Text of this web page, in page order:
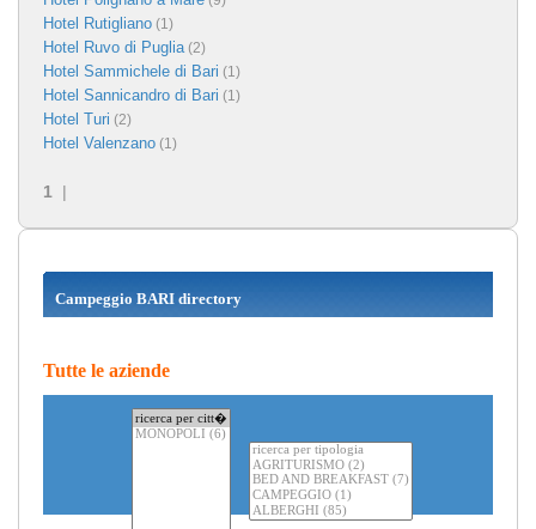
Hotel Rutigliano (1)
Hotel Ruvo di Puglia(2)
Hotel Sammichele di Bari (1)
Hotel Sannicandro di Bari (1)
Hotel Turi (2)
Hotel Valenzano (1)
1 |
Campeggio BARI directory
Tutte le aziende